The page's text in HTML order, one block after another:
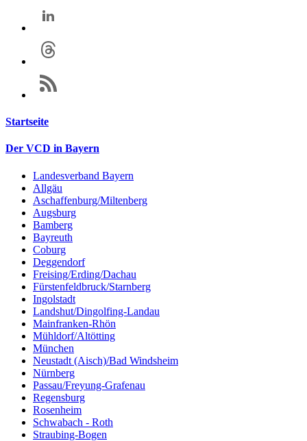
Startseite
Der VCD in Bayern
Landesverband Bayern
Allgäu
Aschaffenburg/Miltenberg
Augsburg
Bamberg
Bayreuth
Coburg
Deggendorf
Freising/Erding/Dachau
Fürstenfeldbruck/Starnberg
Ingolstadt
Landshut/Dingolfing-Landau
Mainfranken-Rhön
Mühldorf/Altötting
München
Neustadt (Aisch)/Bad Windsheim
Nürnberg
Passau/Freyung-Grafenau
Regensburg
Rosenheim
Schwabach - Roth
Straubing-Bogen